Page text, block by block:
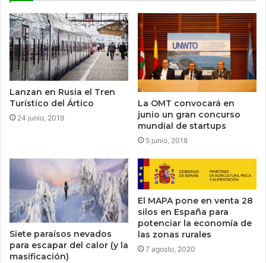
Lanzan en Rusia el Tren
Turístico del Ártico
24 junio, 2019
La OMT convocará en
junio un gran concurso
mundial de startups
5 junio, 2018
Siete paraísos nevados
para escapar del calor (y la
masificación)
El MAPA pone en venta 28
silos en España para
potenciar la economía de
las zonas rurales
7 agosto, 2020